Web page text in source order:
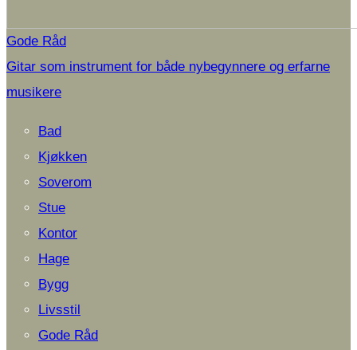
Gode Råd
Gitar som instrument for både nybegynnere og erfarne
musikere
Bad
Kjøkken
Soverom
Stue
Kontor
Hage
Bygg
Livsstil
Gode Råd